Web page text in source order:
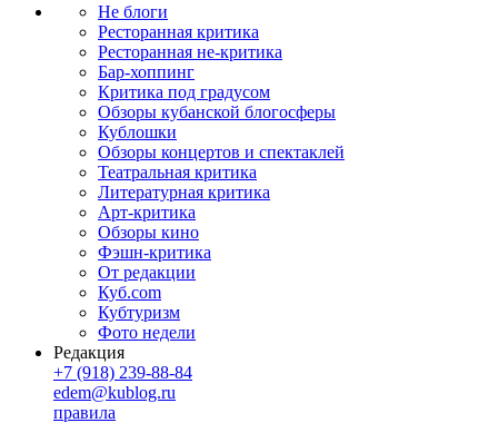
Не блоги
Ресторанная критика
Ресторанная не-критика
Бар-хоппинг
Критика под градусом
Обзоры кубанской блогосферы
Кублошки
Обзоры концертов и спектаклей
Театральная критика
Литературная критика
Арт-критика
Обзоры кино
Фэшн-критика
От редакции
Куб.com
Кубтуризм
Фото недели
Редакция
+7 (918) 239-88-84
edem@kublog.ru
правила